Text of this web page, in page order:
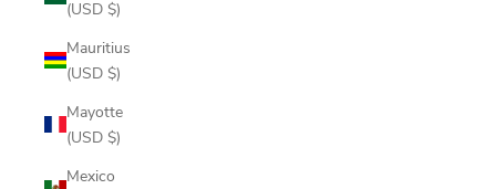
(USD $)
Mauritius
(USD $)
Mayotte
(USD $)
Mexico